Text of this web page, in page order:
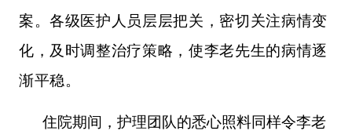
案。各级医护人员层层把关，密切关注病情变
化，及时调整治疗策略，使李老先生的病情逐
渐平稳。
住院期间，护理团队的悉心照料同样令李老